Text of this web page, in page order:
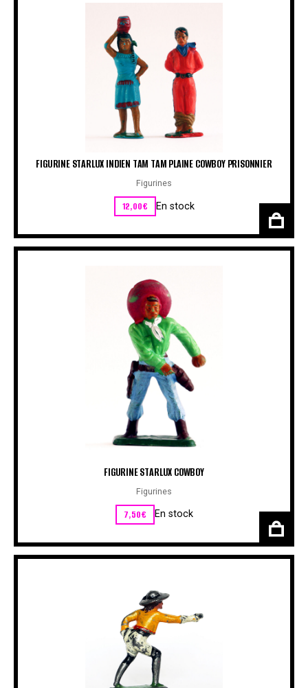
FIGURINE STARLUX INDIEN TAM TAM PLAINE COWBOY PRISONNIER
Figurines
12,00€ En stock
FIGURINE STARLUX COWBOY
Figurines
7,50€ En stock